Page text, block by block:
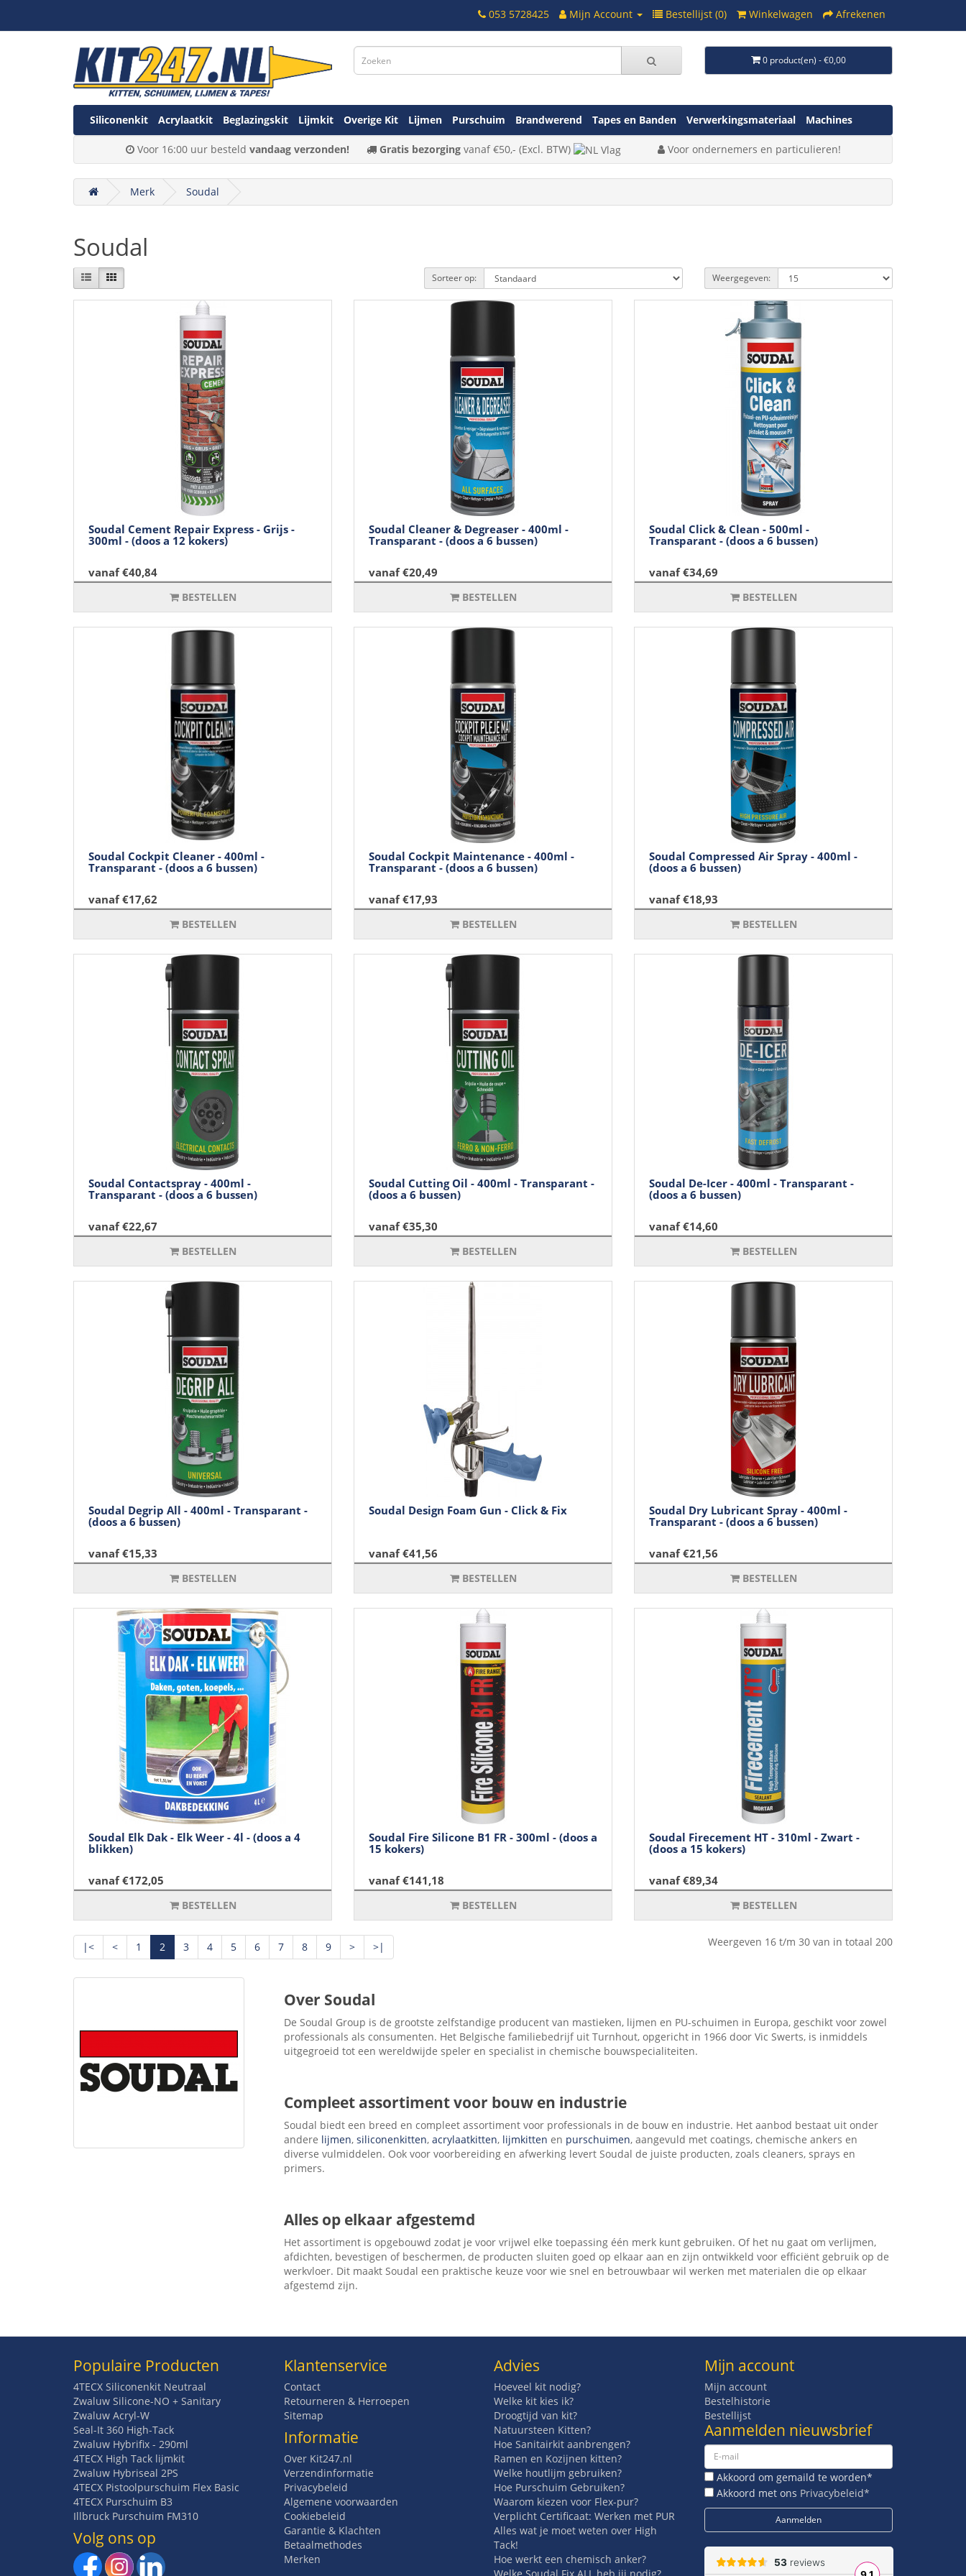
053 5728425 Mijn Account Bestellijst (0) Winkelwagen Afrekenen
0 product(en) - €0,00
Siliconenkit Acrylaatkit Beglazingskit Lijmkit Overige Kit Lijmen Purschuim Brandwerend Tapes en Banden Verwerkingsmateriaal Machines
Voor 16:00 uur besteld vandaag verzonden! Gratis bezorgingvanaf€50,- (Excl. BTW) Voor ondernemers en particulieren!
Merk Soudal
Soudal
Sorteer op: Weergegeven:
Soudal Cement Repair Express - Grijs -
300ml - (doos a 12 kokers)
vanaf €40,84
BESTELLEN
Soudal Cleaner & Degreaser - 400ml -
Transparant - (doos a 6 bussen)
vanaf €20,49
BESTELLEN
Soudal Click & Clean - 500ml -
Transparant - (doos a 6 bussen)
vanaf €34,69
BESTELLEN
Soudal Cockpit Cleaner - 400ml -
Transparant - (doos a 6 bussen)
vanaf €17,62
BESTELLEN
Soudal Cockpit Maintenance - 400ml -
Transparant - (doos a 6 bussen)
vanaf €17,93
BESTELLEN
Soudal Compressed Air Spray - 400ml -
(doos a 6 bussen)
vanaf €18,93
BESTELLEN
Soudal Contactspray - 400ml -
Transparant - (doos a 6 bussen)
vanaf €22,67
BESTELLEN
Soudal Cutting Oil - 400ml - Transparant -
(doos a 6 bussen)
vanaf €35,30
BESTELLEN
Soudal De-Icer - 400ml - Transparant -
(doos a 6 bussen)
vanaf €14,60
BESTELLEN
Soudal Degrip All - 400ml - Transparant -
(doos a 6 bussen)
vanaf €15,33
BESTELLEN
Soudal Design Foam Gun - Click & Fix
vanaf €41,56
BESTELLEN
Soudal Dry Lubricant Spray - 400ml -
Transparant - (doos a 6 bussen)
vanaf €21,56
BESTELLEN
Soudal Elk Dak - Elk Weer - 4l - (doos a 4
blikken)
vanaf €172,05
BESTELLEN
Soudal Fire Silicone B1 FR - 300ml - (doos a
15 kokers)
vanaf €141,18
BESTELLEN
Soudal Firecement HT - 310ml - Zwart -
(doos a 15 kokers)
vanaf €89,34
BESTELLEN
|< < 1 2 3 4 5 6 7 8 9 > >| Weergeven 16 t/m 30 van in totaal 200
Over Soudal
De Soudal Group is de grootste zelfstandige producent van mastieken, lijmen en PU-schuimen in Europa, geschikt voor zowel
professionals als consumenten. Het Belgische familiebedrijf uit Turnhout, opgericht in 1966 door Vic Swerts, is inmiddels
uitgegroeid tot een wereldwijde speler en specialist in chemische bouwspecialiteiten.
Compleet assortiment voor bouw en industrie
Soudal biedt een breed en compleet assortiment voor professionals in de bouw en industrie. Het aanbod bestaat uit onder
andere lijmen, siliconenkitten, acrylaatkitten, lijmkitten en purschuimen, aangevuld met coatings, chemische ankers en
diverse vulmiddelen. Ook voor voorbereiding en afwerking levert Soudal de juiste producten, zoals cleaners, sprays en
primers.
Alles op elkaar afgestemd
Het assortiment is opgebouwd zodat je voor vrijwel elke toepassing één merk kunt gebruiken. Of het nu gaat om verlijmen,
afdichten, bevestigen of beschermen, de producten sluiten goed op elkaar aan en zijn ontwikkeld voor efficiënt gebruik op de
werkvloer. Dit maakt Soudal een praktische keuze voor wie snel en betrouwbaar wil werken met materialen die op elkaar
afgestemd zijn.
Populaire Producten
4TECX Siliconenkit Neutraal
Zwaluw Silicone-NO + Sanitary
Zwaluw Acryl-W
Seal-It 360 High-Tack
Zwaluw Hybrifix - 290ml
4TECX High Tack lijmkit
Zwaluw Hybriseal 2PS
4TECX Pistoolpurschuim Flex Basic
4TECX Purschuim B3
Illbruck Purschuim FM310
Volg ons op
Klantenservice
Contact
Retourneren & Herroepen
Sitemap
Informatie
Over Kit247.nl
Verzendinformatie
Privacybeleid
Algemene voorwaarden
Cookiebeleid
Garantie & Klachten
Betaalmethodes
Merken
Advies
Hoeveel kit nodig?
Welke kit kies ik?
Droogtijd van kit?
Natuursteen Kitten?
Hoe Sanitairkit aanbrengen?
Ramen en Kozijnen kitten?
Welke houtlijm gebruiken?
Hoe Purschuim Gebruiken?
Waarom kiezen voor Flex-pur?
Verplicht Certificaat: Werken met PUR
Alles wat je moet weten over High
Tack!
Hoe werkt een chemisch anker?
Welke Soudal Fix ALL heb jij nodig?
Mijn account
Mijn account
Bestelhistorie
Bestellijst
Aanmelden nieuwsbrief
Akkoord om gemaild te worden*
Akkoord met ons Privacybeleid*